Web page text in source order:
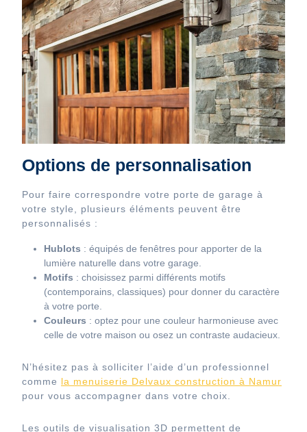
Options de personnalisation
Pour faire correspondre votre porte de garage à
votre style, plusieurs éléments peuvent être
personnalisés :
Hublots : équipés de fenêtres pour apporter de la
lumière naturelle dans votre garage.
Motifs : choisissez parmi différents motifs
(contemporains, classiques) pour donner du caractère
à votre porte.
Couleurs : optez pour une couleur harmonieuse avec
celle de votre maison ou osez un contraste audacieux.
N’hésitez pas à solliciter l’aide d’un professionnel
comme la menuiserie Delvaux construction à Namur
pour vous accompagner dans votre choix.
Les outils de visualisation 3D permettent de